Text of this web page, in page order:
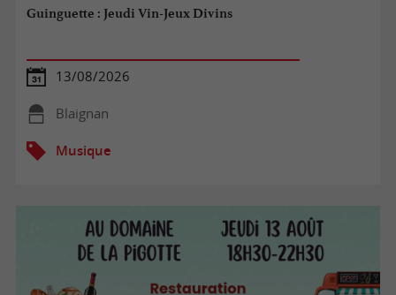
Guinguette : Jeudi Vin-Jeux Divins
13/08/2026
Blaignan
Musique